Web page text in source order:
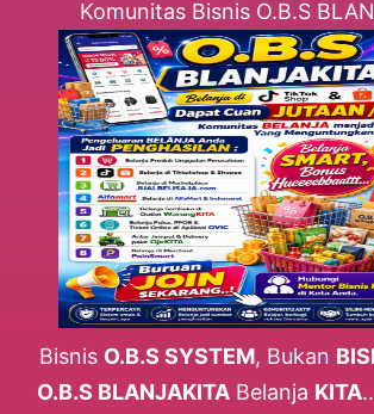
Komunitas Bisnis O.B.S
Bisnis O.B.S SYSTEM, Bukan
O.B.S BLANJAKITABelanja KITA